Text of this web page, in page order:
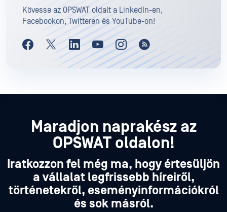
Kövesse az OPSWAT oldalt a LinkedIn-en,
Facebookon, Twitteren és YouTube-on!
Maradjon naprakész az
OPSWAT oldalon!
Iratkozzon fel még ma, hogy értesüljön
a vállalat legfrissebb híreiről,
történetekről, eseményinformációkról
és sok másról.